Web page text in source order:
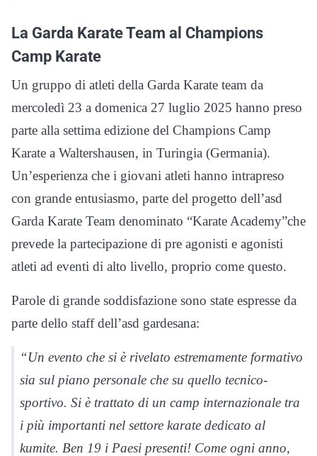
La Garda Karate Team al Champions
Camp Karate
Un gruppo di atleti della Garda Karate team da
mercoledì 23 a domenica 27 luglio 2025 hanno preso
parte alla settima edizione del Champions Camp
Karate a Waltershausen, in Turingia (Germania).
Un’esperienza che i giovani atleti hanno intrapreso
con grande entusiasmo, parte del progetto dell’asd
Garda Karate Team denominato “Karate Academy”che
prevede la partecipazione di pre agonisti e agonisti
atleti ad eventi di alto livello, proprio come questo.
Parole di grande soddisfazione sono state espresse da
parte dello staff dell’asd gardesana:
“Un evento che si è rivelato estremamente formativo
sia sul piano personale che su quello tecnico-
sportivo. Si è trattato di un camp internazionale tra
i più importanti nel settore karate dedicato al
kumite. Ben 19 i Paesi presenti! Come ogni anno,